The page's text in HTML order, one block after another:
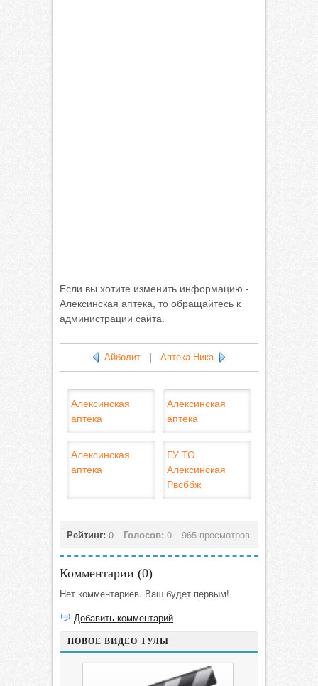
Если вы хотите изменить информацию -
Алексинская аптека, то обращайтесь к
администрации сайта.
Айболит Аптека Ника
Алексинская
аптека
Алексинская
аптека
Алексинская
аптека
ГУ ТО
Алексинская
Рвсббж
Рейтинг: 0 Голосов: 0 965 просмотров
Комментарии (0)
Нет комментариев. Ваш будет первым!
Добавить комментарий
НОВОЕ ВИДЕО ТУЛЫ